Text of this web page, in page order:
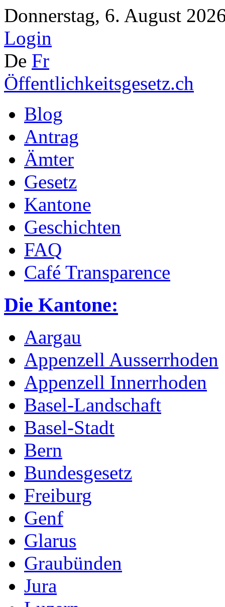
Donnerstag, 6. August
Login
De Fr
Öffentlichkeitsgesetz.ch
Blog
Antrag
Ämter
Gesetz
Kantone
Geschichten
FAQ
Café Transparence
Die Kantone:
Aargau
Appenzell Ausserrhoden
Appenzell Innerrhoden
Basel-Landschaft
Basel-Stadt
Bern
Bundesgesetz
Freiburg
Genf
Glarus
Graubünden
Jura